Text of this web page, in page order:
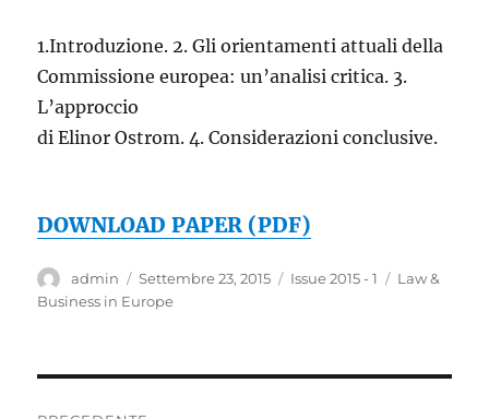
1.Introduzione. 2. Gli orientamenti attuali della
Commissione europea: un’analisi critica. 3.
L’approccio
di Elinor Ostrom. 4. Considerazioni conclusive.
DOWNLOAD PAPER (PDF)
Autore
admin
Pubblicato
il
Settembre 23, 2015 Categorie
Issue 2015 - 1 Tag
Law &
Business in Europe